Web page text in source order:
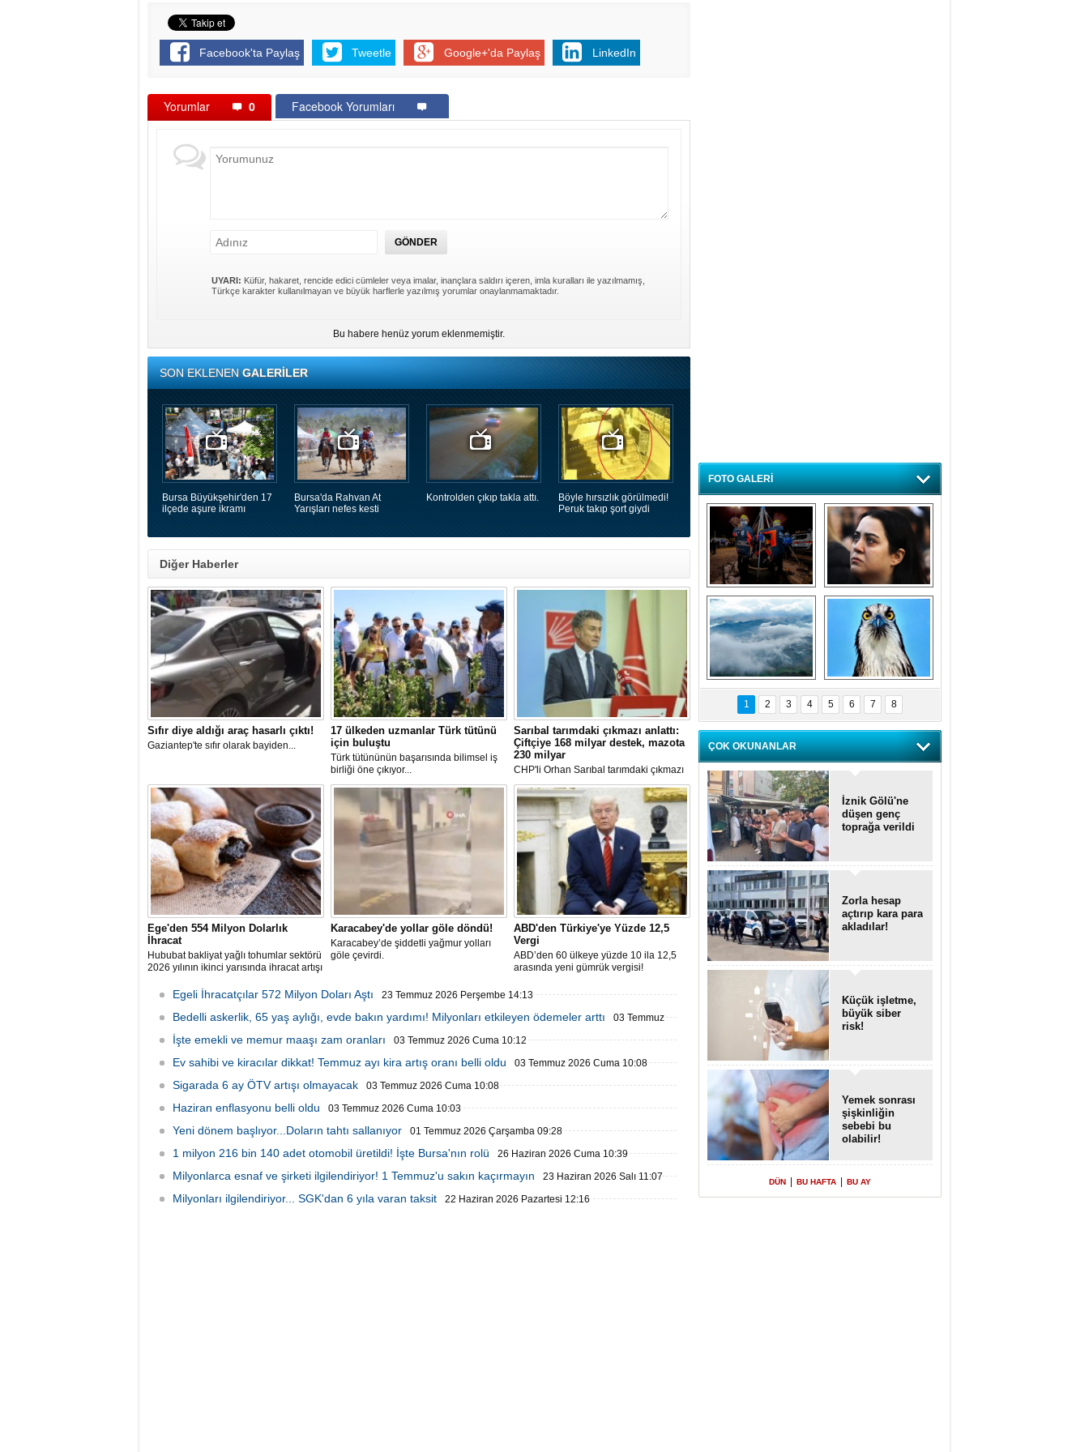
Facebook'ta Paylaş Tweetle Google+'da Paylaş LinkedIn
Yorumlar 0 Facebook Yorumları
UYARI: Küfür, hakaret, rencide edici cümleler veya imalar, inançlara saldırı içeren, imla kuralları ile yazılmamış,
Türkçe karakter kullanılmayan ve büyük harflerle yazılmış yorumlar onaylanmamaktadır.
Bu habere henüz yorum eklenmemiştir.
SON EKLENENGALERİLER
Bursa Büyükşehir'den 17
ilçede aşure ikramı
Bursa'da Rahvan At
Yarışları nefes kesti
Kontrolden çıkıp takla attı.
Böyle hırsızlık görülmedi!
Peruk takıp şort giydi
Diğer Haberler
Sıfır diye aldığı araç hasarlı çıktı!
Gaziantep'te sıfır olarak bayiden...
17 ülkeden uzmanlar Türk tütünü
için buluştu
Türk tütününün başarısında bilimsel iş
birliği öne çıkıyor...
Sarıbal tarımdaki çıkmazı anlattı:
Çiftçiye 168 milyar destek, mazota
230 milyar
CHP'li Orhan Sarıbal tarımdaki çıkmazı
anlattı: Çiftçiye 168 milyar destek,
mazota 230 milyar
Ege'den 554 Milyon Dolarlık
İhracat
Hububat bakliyat yağlı tohumlar sektörü
2026 yılının ikinci yarısında ihracat artışı
Karacabey'de yollar göle döndü!
Karacabey’de şiddetli yağmur yolları
göle çevirdi.
ABD'den Türkiye'ye Yüzde 12,5
Vergi
ABD’den 60 ülkeye yüzde 10 ila 12,5
arasında yeni gümrük vergisi!
Egeli İhracatçılar 572 Milyon Doları Aştı 23 Temmuz 2026 Perşembe 14:13
Bedelli askerlik, 65 yaş aylığı, evde bakın yardımı! Milyonları etkileyen ödemeler arttı
03 Temmuz
2026 Cuma 11:10
İşte emekli ve memur maaşı zam oranları 03 Temmuz 2026 Cuma 10:12
Ev sahibi ve kiracılar dikkat! Temmuz ayı kira artış oranı belli oldu 03 Temmuz 2026 Cuma 10:08
Sigarada 6 ay ÖTV artışı olmayacak 03 Temmuz 2026 Cuma 10:08
Haziran enflasyonu belli oldu 03 Temmuz 2026 Cuma 10:03
Yeni dönem başlıyor...Doların tahtı sallanıyor 01 Temmuz 2026 Çarşamba 09:28
1 milyon 216 bin 140 adet otomobil üretildi! İşte Bursa'nın rolü 26 Haziran 2026 Cuma 10:39
Milyonlarca esnaf ve şirketi ilgilendiriyor! 1 Temmuz'u sakın kaçırmayın 23 Haziran 2026 Salı 11:07
Milyonları ilgilendiriyor... SGK'dan 6 yıla varan taksit 22 Haziran 2026 Pazartesi 12:16
FOTO GALERİ
Bursa'da deprem
tatbikatı gerçeğini
aratmadı
Özlem ve minnetle
anıyoruz
Bursa'dan
büyüleyen
fotoğraflar
Balık Kartalı
Bursa’da
görüntülendi
1 2 3 4 5 6 7 8
ÇOK OKUNANLAR
İznik Gölü'ne
düşen genç
toprağa verildi
Zorla hesap
açtırıp kara para
akladılar!
Küçük işletme,
büyük siber
risk!
Yemek sonrası
şişkinliğin
sebebi bu
olabilir!
DÜN BU HAFTA BU AY